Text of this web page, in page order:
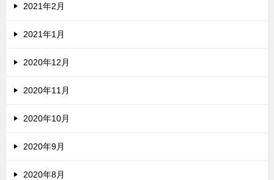
2021年2月
2021年1月
2020年12月
2020年11月
2020年10月
2020年9月
2020年8月